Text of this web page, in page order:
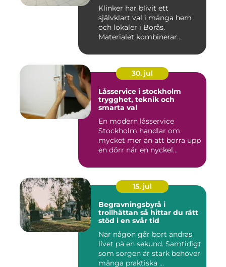
Klinker har blivit ett
självklart val i många hem
och lokaler i Borås.
Materialet kombinerar
30. jul
Låsservice i stockholm
trygghet, teknik och
smarta val
En modern låsservice
Stockholm handlar om
mycket mer än att borra upp
en dörr när en nyckel
15. jul
Begravningsbyrå i
trollhättan så hittar du rätt
stöd i en svår tid
När någon går bort ändras
livet på en sekund. Samtidigt
som sorgen är stark behöver
många praktiska ...